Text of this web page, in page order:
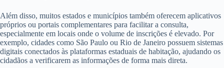
Além disso, muitos estados e municípios também oferecem aplicativos
próprios ou portais complementares para facilitar a consulta,
especialmente em locais onde o volume de inscrições é elevado. Por
exemplo, cidades como São Paulo ou Rio de Janeiro possuem sistemas
digitais conectados às plataformas estaduais de habitação, ajudando os
cidadãos a verificarem as informações de forma mais direta.